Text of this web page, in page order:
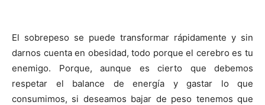
El sobrepeso se puede transformar rápidamente y sin
darnos cuenta en obesidad, todo porque el cerebro es tu
enemigo. Porque, aunque es cierto que debemos
respetar el balance de energía y gastar lo que
consumimos, si deseamos bajar de peso tenemos que